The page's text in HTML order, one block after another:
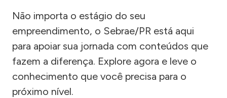
Não importa o estágio do seu
empreendimento, o Sebrae/PR está aqui
para apoiar sua jornada com conteúdos que
fazem a diferença. Explore agora e leve o
conhecimento que você precisa para o
próximo nível.